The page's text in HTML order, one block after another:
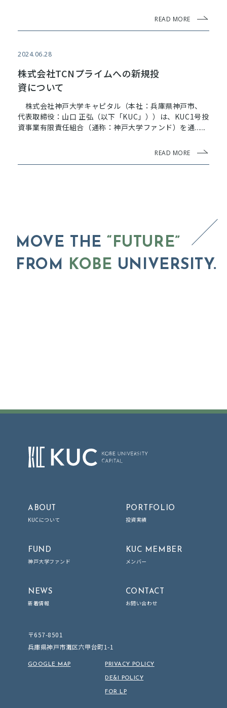
READ MORE
2024.06.28
株式会社TCNプライムへの新規投
資について
株式会社神戸大学キャピタル（本社：兵庫県神戸市、
代表取締役：山口 正弘（以下「KUC」））は、KUC1号投
資事業有限責任組合（通称：神戸大学ファンド）を通......
READ MORE
MOVE THE
“FUTURE”
FROM KOBE UNIVERSITY.
ABOUT
KUCについて
PORTFOLIO
投資実績
FUND
神戸大学ファンド
KUC MEMBER
メンバー
NEWS
新着情報
CONTACT
お問い合わせ
〒657-8501
兵庫県神戸市灘区六甲台町1-1
GOOGLE MAP PRIVACY POLICY
DE&I POLICY
FOR LP